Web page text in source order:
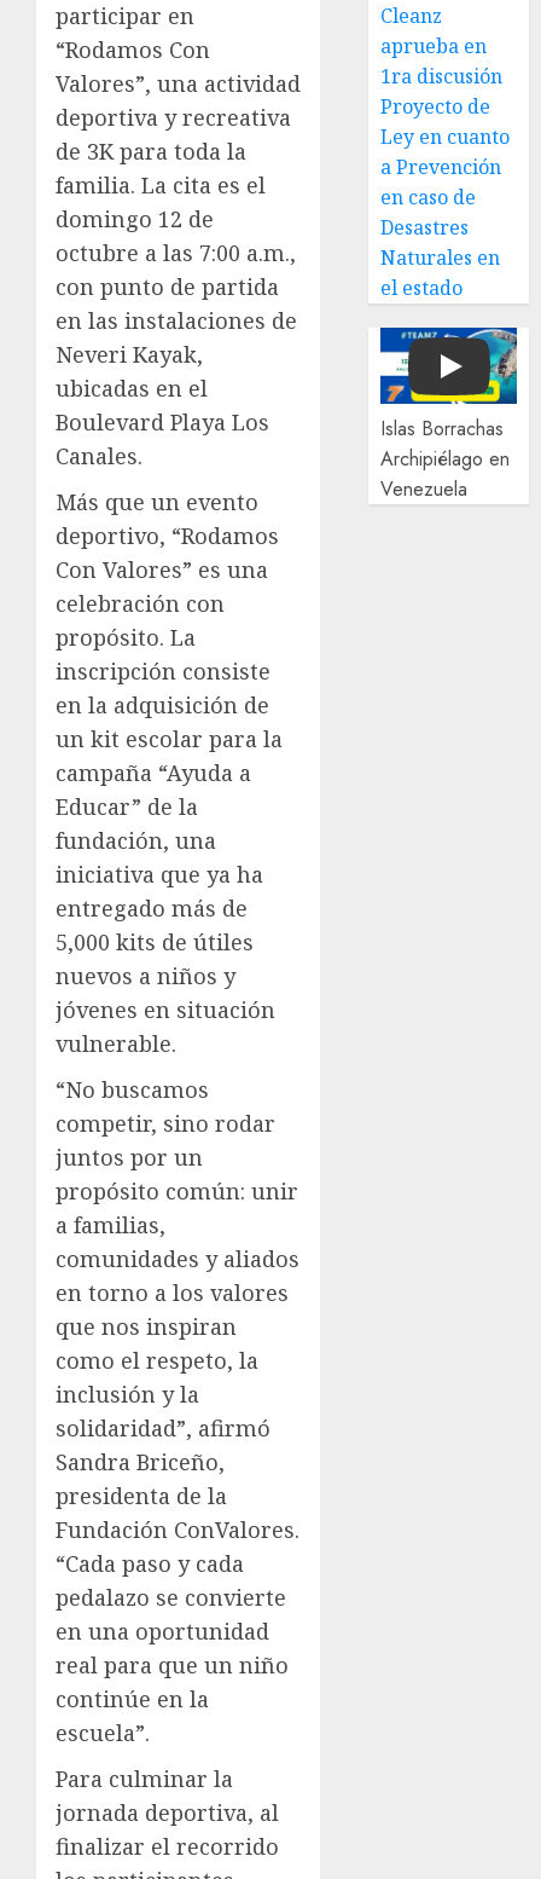
participar en
“Rodamos Con
Valores”, una actividad
deportiva y recreativa
de 3K para toda la
familia. La cita es el
domingo 12 de
octubre a las 7:00 a.m.,
con punto de partida
en las instalaciones de
Neveri Kayak,
ubicadas en el
Boulevard Playa Los
Canales.
Más que un evento
deportivo, “Rodamos
Con Valores” es una
celebración con
propósito. La
inscripción consiste
en la adquisición de
un kit escolar para la
campaña “Ayuda a
Educar” de la
fundación, una
iniciativa que ya ha
entregado más de
5,000 kits de útiles
nuevos a niños y
jóvenes en situación
vulnerable.
“No buscamos
competir, sino rodar
juntos por un
propósito común: unir
a familias,
comunidades y aliados
en torno a los valores
que nos inspiran
como el respeto, la
inclusión y la
solidaridad”, afirmó
Sandra Briceño,
presidenta de la
Fundación ConValores.
“Cada paso y cada
pedalazo se convierte
en una oportunidad
real para que un niño
continúe en la
escuela”.
Para culminar la
jornada deportiva, al
finalizar el recorrido
Cleanz
aprueba en
1ra discusión
Proyecto de
Ley en cuanto
a Prevención
en caso de
Desastres
Naturales en
el estado
Play
Islas Borrachas
Archipiélago en
Venezuela